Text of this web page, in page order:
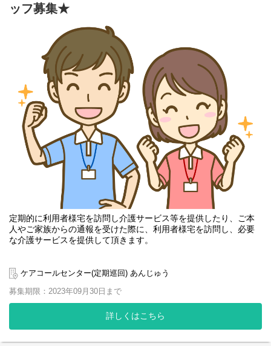
ッフ募集★
定期的に利用者様宅を訪問し介護サービス等を提供したり、ご本
人やご家族からの通報を受けた際に、利用者様宅を訪問し、必要
な介護サービスを提供して頂きます。
ケアコールセンター(定期巡回) あんじゅう
募集期限：2023年09月30日まで
詳しくはこちら